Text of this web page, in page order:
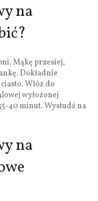
na
Mąkę przesiej,
Dokładnie
Włóż do
wyłożonej
40 minut. Wystudź na
na